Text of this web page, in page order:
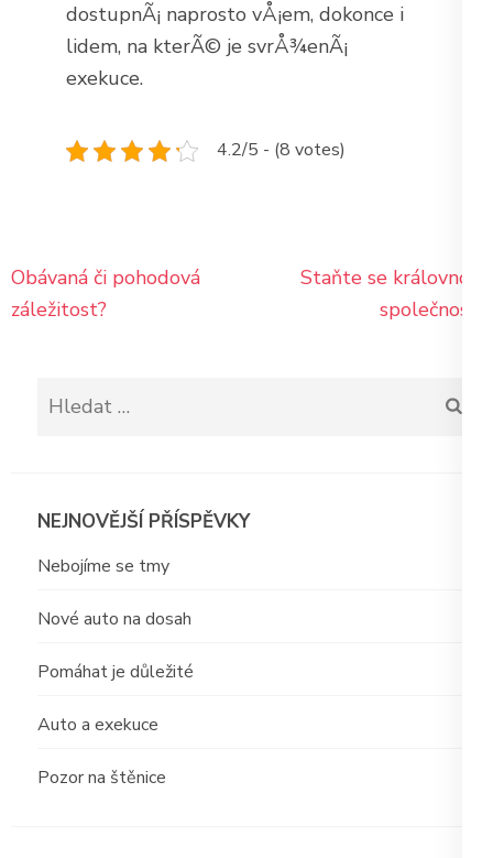
dostupnÃ¡ naprosto vÅ¡em, dokonce i
lidem, na kterÃ© je svrÅ¾enÃ¡
exekuce.
4.2/5 - (8 votes)
Navigace
pro
Obávaná či pohodová
záležitost?
Staňte se královnou
společnosti
Vyhledávání
NEJNOVĚJŠÍ PŘÍSPĚVKY
Nebojíme se tmy
Nové auto na dosah
Pomáhat je důležité
Auto a exekuce
Pozor na štěnice